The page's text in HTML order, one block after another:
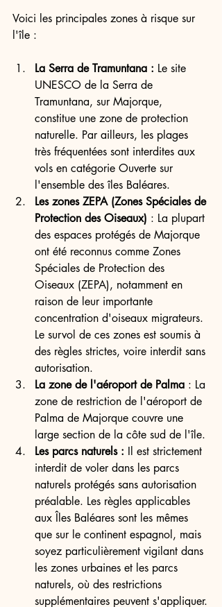
Voici les principales zones à risque sur
l'île :
La Serra de Tramuntana : Le site
UNESCO de la Serra de
Tramuntana, sur Majorque,
constitue une zone de protection
naturelle. Par ailleurs, les plages
très fréquentées sont interdites aux
vols en catégorie Ouverte sur
l'ensemble des îles Baléares.
Les zones ZEPA (Zones Spéciales de
Protection des Oiseaux) : La plupart
des espaces protégés de Majorque
ont été reconnus comme Zones
Spéciales de Protection des
Oiseaux (ZEPA), notamment en
raison de leur importante
concentration d'oiseaux migrateurs.
Le survol de ces zones est soumis à
des règles strictes, voire interdit sans
autorisation.
La zone de l'aéroport de Palma : La
zone de restriction de l'aéroport de
Palma de Majorque couvre une
large section de la côte sud de l'île.
Les parcs naturels : Il est strictement
interdit de voler dans les parcs
naturels protégés sans autorisation
préalable. Les règles applicables
aux Îles Baléares sont les mêmes
que sur le continent espagnol, mais
soyez particulièrement vigilant dans
les zones urbaines et les parcs
naturels, où des restrictions
supplémentaires peuvent s'appliquer.